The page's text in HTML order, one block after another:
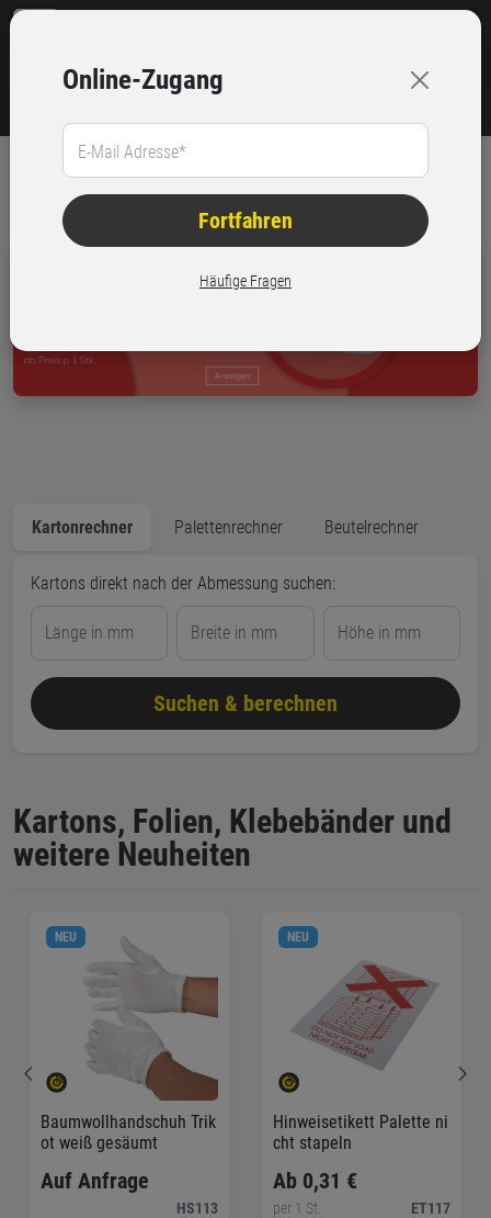
Online-Zugang
E-Mail Adresse*
Fortfahren
Häufige Fragen
Kostenfreie Lieferung
Ihrer Bestellung
Über 8.000 Artikel
zum Verpacken
Kartonrechner Palettenrechner Beutelrechner
Kartons direkt nach der Abmessung suchen:
Suchen & berechnen
Kartons, Folien, Klebebänder und
weitere Neuheiten
NEU
Baumwollhandschuh Trik
ot weiß gesäumt
HS113
Auf Anfrage
NEU
Hinweisetikett Palette ni
cht stapeln
ET117
Ab 0,31 €
per 1 St.